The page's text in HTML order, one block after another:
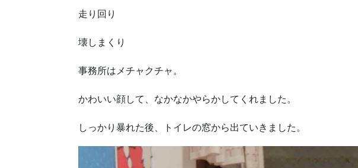
走り回り
壊しまくり
事務所はメチャクチャ。
かわいい顔して、なかなかやらかしてくれました。
しっかり暴れた後、トイレの窓から出ていきました。